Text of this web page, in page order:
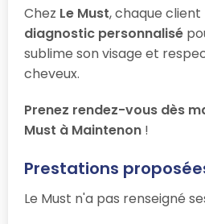
Chez Le Must, chaque client
diagnostic personnalisé
sublime son visage et
cheveux.
Prenez rendez-vous dès
Must à Maintenon !
Prestations
Le Must n'a pas renseigné